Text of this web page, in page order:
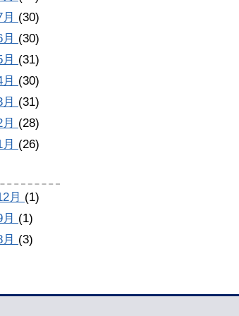
(30)
(30)
(31)
(30)
(31)
(28)
(26)
月 (1)
(1)
(3)